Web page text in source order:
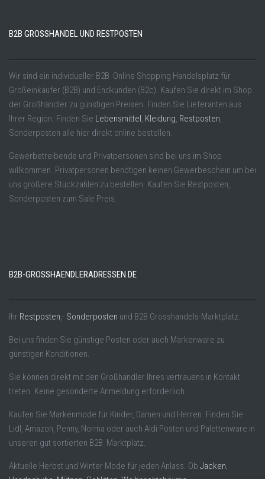
B2B GROSSHANDEL UND RESTPOSTEN
Wir sind ein individueller B2B Online Shopping Handelsplatz für
Großeinkäufer (B2B) und Endkunden (B2c). Kaufen Sie direkt im Shop
der Großhändler zu günstigen Preisen. Finden Sie Lieferanten aus
Ihrer Region. Finden Sie Lebensmittel , Kleidung, Restposten,
Sonderposten alle hier direkt online bestellen.
Gewerbetreibende und Privatpersonen sind bei uns im Shop
willkommen. Privatpersonen benötigen keinen Gewerbeschein um bei
uns größere Stückzahlen zu bestellen. Kaufen Sie Restposten,
Sonderposten zum Sale Preis.
B2B-GROSSHAENDLERADRESSEN.DE
Ihr Restposten,- Sonderposten und B2B Grosshandels-Marktplatz.
Bei uns finden Sie günstige Posten oder auch Markenware zu
günstigen Konditionen.
Sie können direkt mit den Großhändler Ihres vertrauens in Kontakt
treten. Keine gesonderte Anmeldung erforderlich.
Kaufen Sie Markenmode für Kinder, Damen und Herren. Finden Sie
Lidl, Amazon, Penny, Norma oder auch Aldi Posten und Palettenware in
unseren gut sortierten B2B Marktplatz.
Aktuelle Herbst und Winter Mode für jeden Anlass. Ob Jacken,